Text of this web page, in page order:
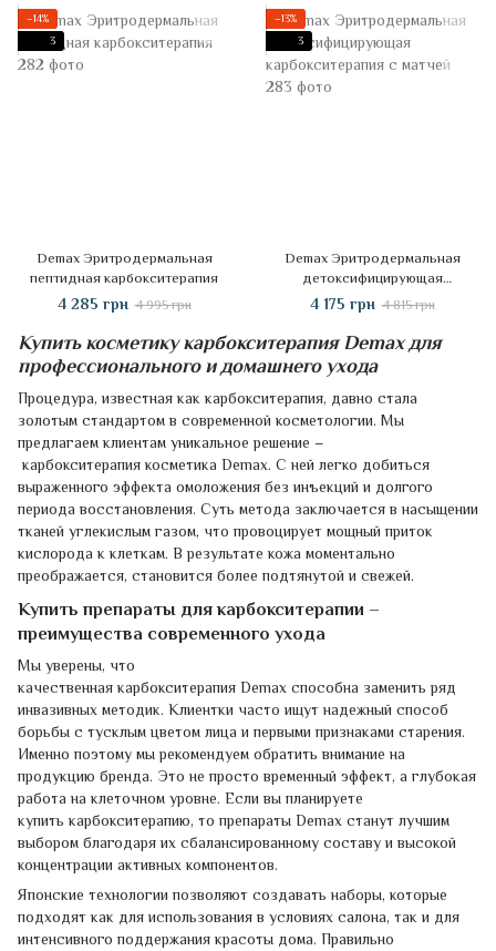
−14%
3
Demax Эритродермальная
пептидная карбокситерапия
4 285 грн 4 995 грн
−13%
3
Demax Эритродермальная
детоксифицирующая
карбокситерапия с матчей
4 175 грн 4 815 грн
Купить косметику карбокситерапия Demax для
профессионального и домашнего ухода
Процедура, известная как карбокситерапия, давно стала
золотым стандартом в современной косметологии. Мы
предлагаем клиентам уникальное решение –
карбокситерапия косметика Demax. С ней легко добиться
выраженного эффекта омоложения без инъекций и долгого
периода восстановления. Суть метода заключается в насыщении
тканей углекислым газом, что провоцирует мощный приток
кислорода к клеткам. В результате кожа моментально
преображается, становится более подтянутой и свежей.
Купить препараты для карбокситерапии –
преимущества современного ухода
Мы уверены, что
качественная карбокситерапия Demax способна заменить ряд
инвазивных методик. Клиентки часто ищут надежный способ
борьбы с тусклым цветом лица и первыми признаками старения.
Именно поэтому мы рекомендуем обратить внимание на
продукцию бренда. Это не просто временный эффект, а глубокая
работа на клеточном уровне. Если вы планируете
купить карбокситерапию, то препараты Demax станут лучшим
выбором благодаря их сбалансированному составу и высокой
концентрации активных компонентов.
Японские технологии позволяют создавать наборы, которые
подходят как для использования в условиях салона, так и для
интенсивного поддержания красоты дома. Правильно